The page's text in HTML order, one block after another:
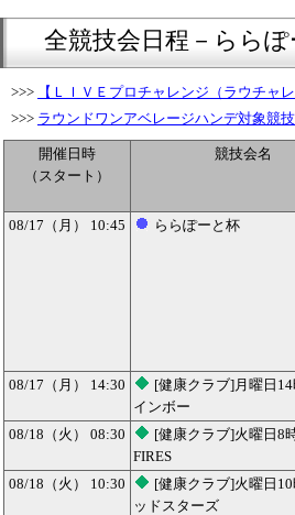
全競技会日程－ららぽ
>>>
【ＬＩＶＥプロチャレンジ（ラウチャ
>>> ラウンドワンアベレージハンデ対象競
開催日時
（スタート）
競技会名
08/17（月） 10:45
ららぽーと杯
08/17（月） 14:30
[健康クラブ]月曜日
インボー
08/18（火） 08:30
[健康クラブ]火曜日8
FIRES
08/18（火） 10:30
[健康クラブ]火曜日
ッドスターズ